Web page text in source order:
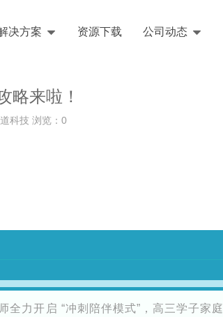
决方案 资源下载 公司动态
略来啦！
科技 浏览： 0
全力开启 “冲刺陪伴模式”，高三学子家庭